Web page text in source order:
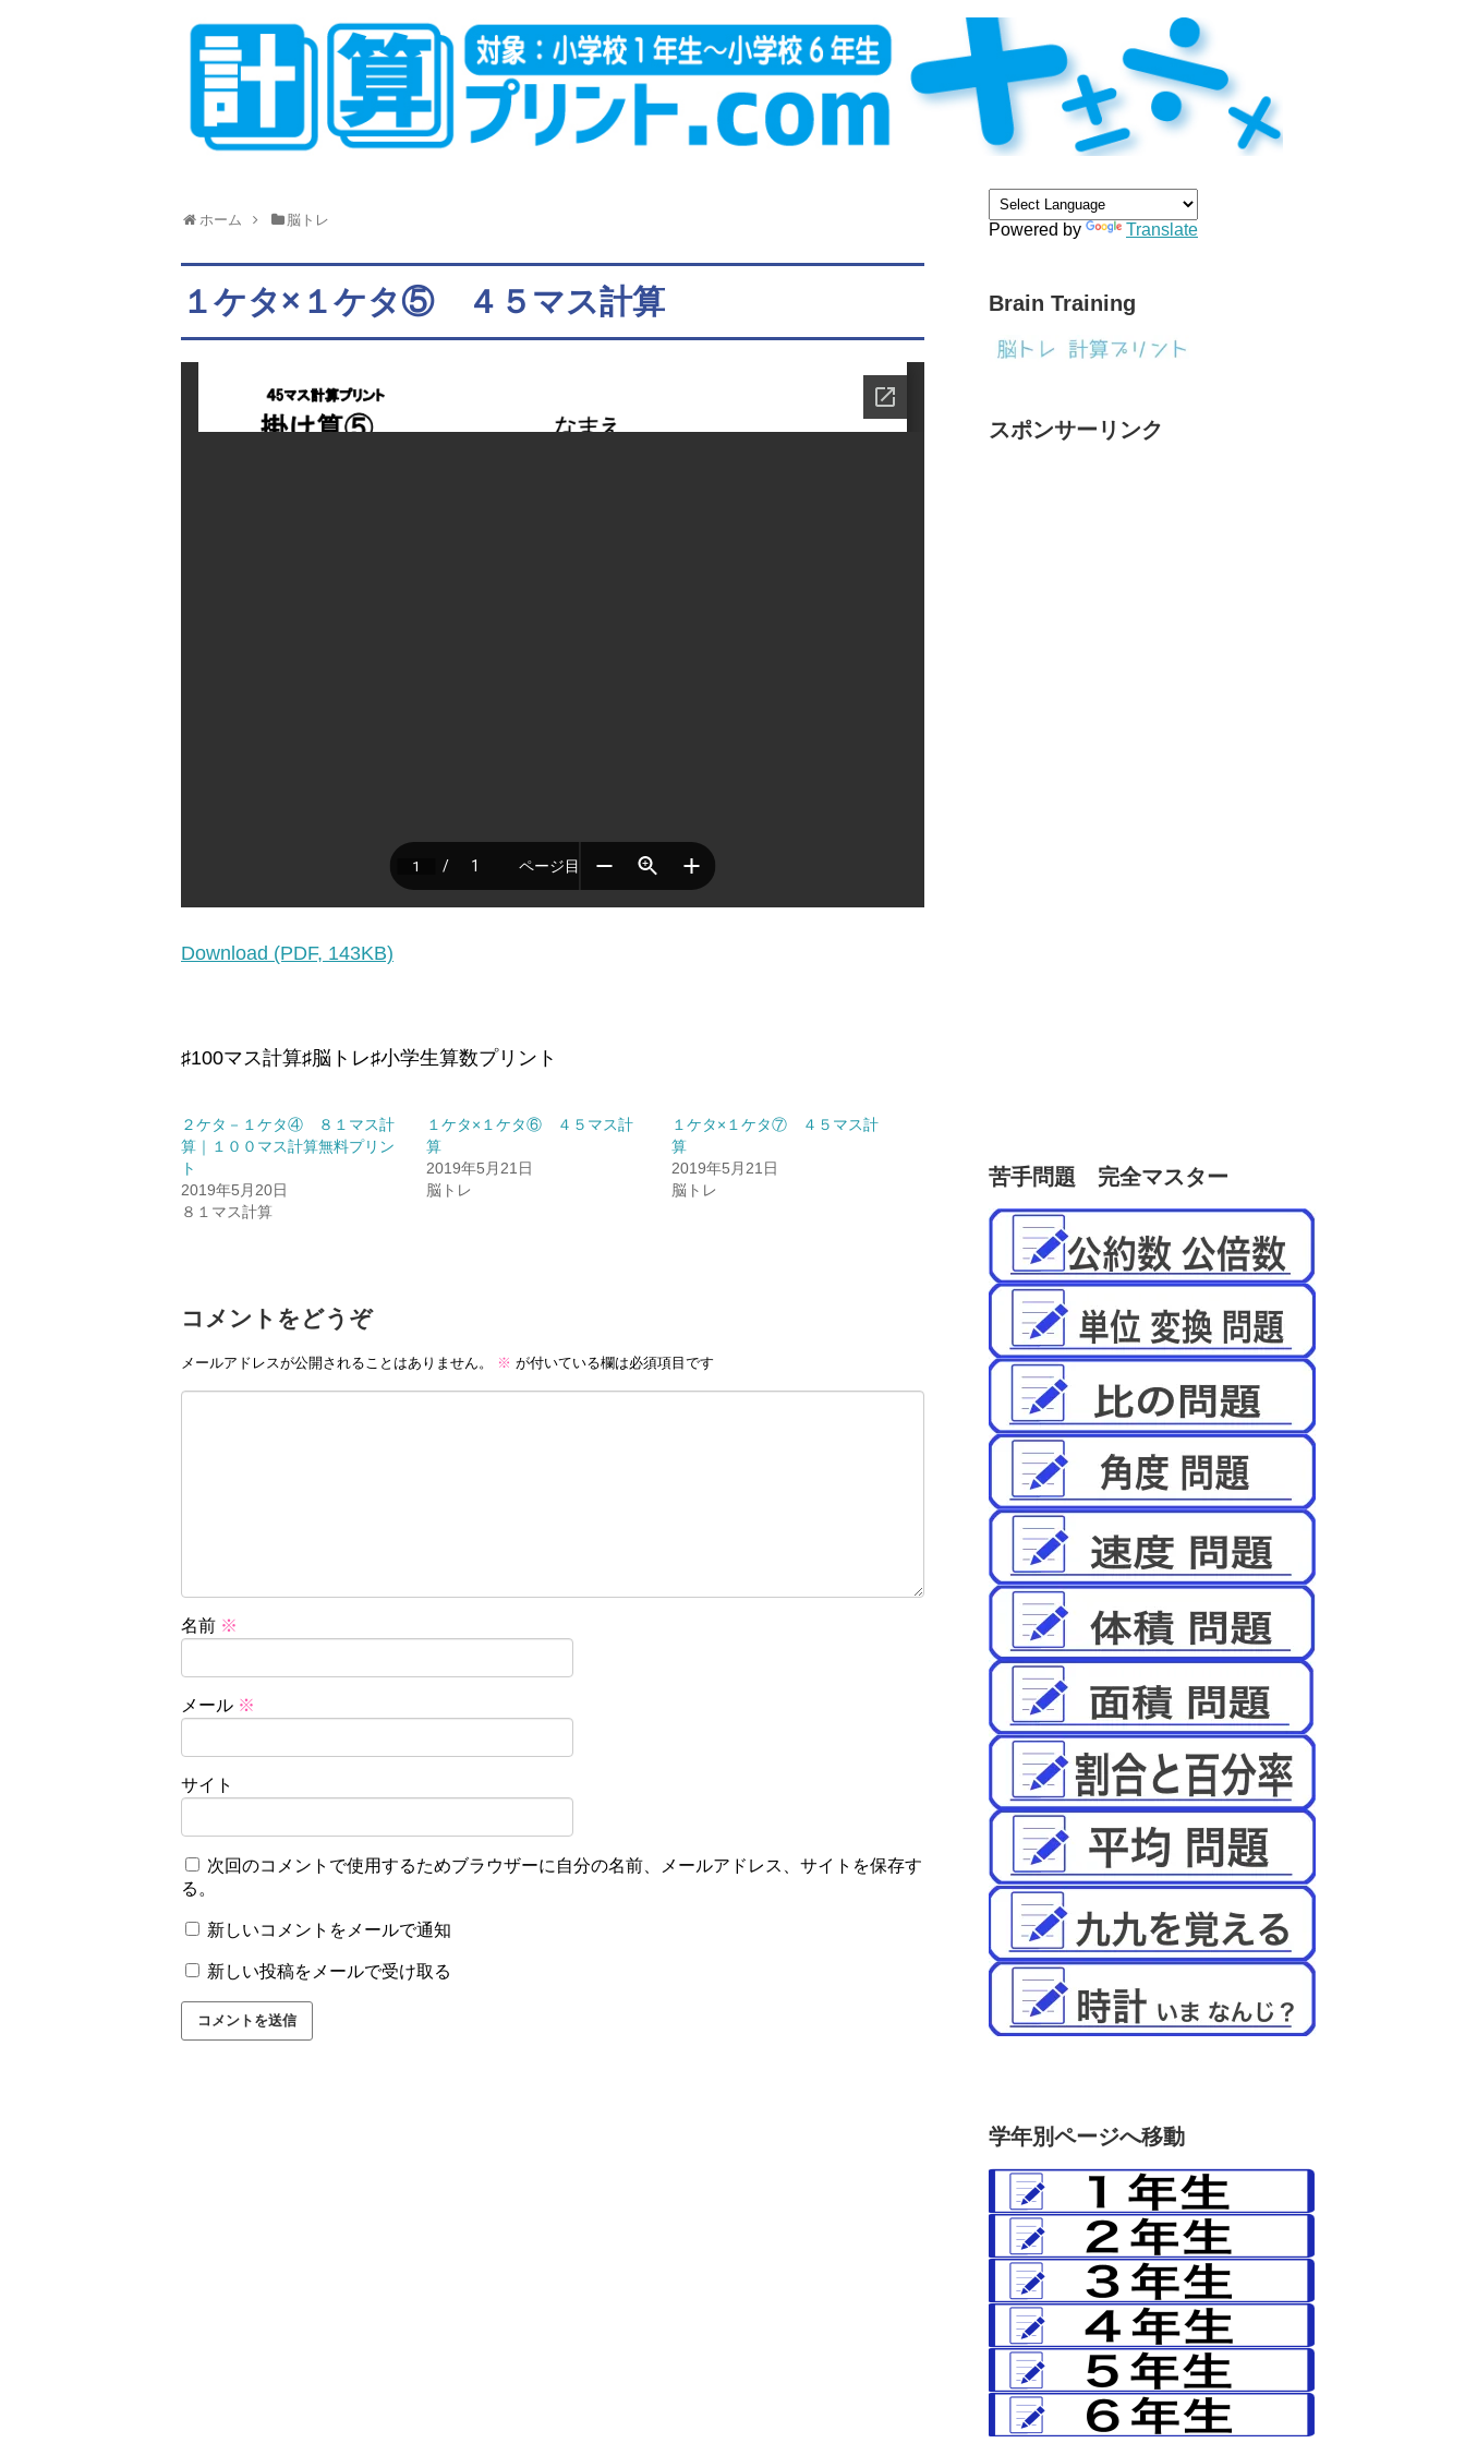
ホーム 脳トレ
１ケタ×１ケタ⑤ ４５マス計算
Download (PDF, 143KB)
♯100マス計算♯脳トレ♯小学生算数プリント
２ケタ－１ケタ④ ８１マス計
算｜１００マス計算無料プリン
ト
2019年5月20日
８１マス計算
１ケタ×１ケタ⑥ ４５マス計
算
2019年5月21日
脳トレ
１ケタ×１ケタ⑦ ４５マス計
算
2019年5月21日
脳トレ
コメントをどうぞ
メールアドレスが公開されることはありません。 ※ が付いている欄は必須項目です
名前 ※
メール ※
サイト
次回のコメントで使用するためブラウザーに自分の名前、メールアドレス、サイトを保存す
る。
新しいコメントをメールで通知
新しい投稿をメールで受け取る
Powered by Translate
Brain Training
スポンサーリンク
苦手問題 完全マスター
学年別ページへ移動